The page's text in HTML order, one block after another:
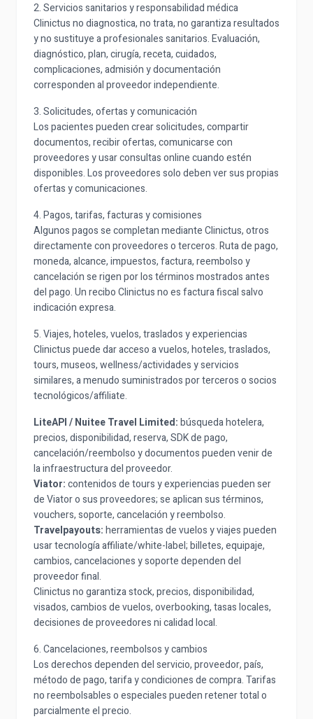
2. Servicios sanitarios y responsabilidad médica
Clinictus no diagnostica, no trata, no garantiza resultados
y no sustituye a profesionales sanitarios. Evaluación,
diagnóstico, plan, cirugía, receta, cuidados,
complicaciones, admisión y documentación
corresponden al proveedor independiente.
3. Solicitudes, ofertas y comunicación
Los pacientes pueden crear solicitudes, compartir
documentos, recibir ofertas, comunicarse con
proveedores y usar consultas online cuando estén
disponibles. Los proveedores solo deben ver sus propias
ofertas y comunicaciones.
4. Pagos, tarifas, facturas y comisiones
Algunos pagos se completan mediante Clinictus, otros
directamente con proveedores o terceros. Ruta de pago,
moneda, alcance, impuestos, factura, reembolso y
cancelación se rigen por los términos mostrados antes
del pago. Un recibo Clinictus no es factura fiscal salvo
indicación expresa.
5. Viajes, hoteles, vuelos, traslados y experiencias
Clinictus puede dar acceso a vuelos, hoteles, traslados,
tours, museos, wellness/actividades y servicios
similares, a menudo suministrados por terceros o socios
tecnológicos/affiliate.
LiteAPI / Nuitee Travel Limited:búsqueda hotelera,
precios, disponibilidad, reserva, SDK de pago,
cancelación/reembolso y documentos pueden venir de
la infraestructura del proveedor.
Viator:contenidos de tours y experiencias pueden ser
de Viator o sus proveedores; se aplican sus términos,
vouchers, soporte, cancelación y reembolso.
Travelpayouts:herramientas de vuelos y viajes pueden
usar tecnología affiliate/white-label; billetes, equipaje,
cambios, cancelaciones y soporte dependen del
proveedor final.
Clinictus no garantiza stock, precios, disponibilidad,
visados, cambios de vuelos, overbooking, tasas locales,
decisiones de proveedores ni calidad local.
6. Cancelaciones, reembolsos y cambios
Los derechos dependen del servicio, proveedor, país,
método de pago, tarifa y condiciones de compra. Tarifas
no reembolsables o especiales pueden retener total o
parcialmente el precio.